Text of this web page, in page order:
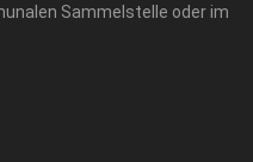
Sammelstelle oder im